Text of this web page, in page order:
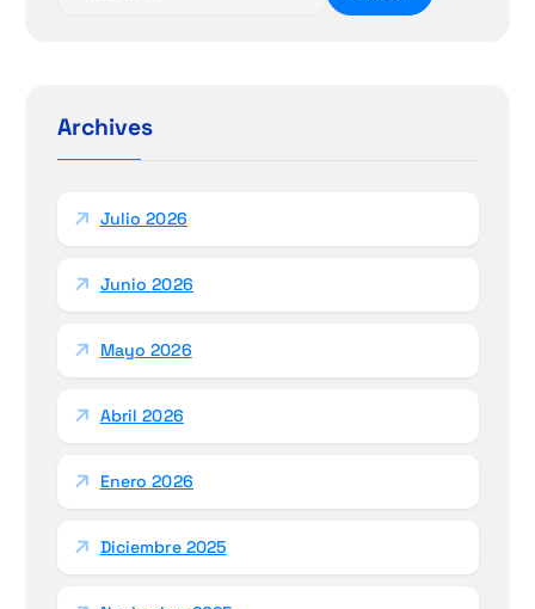
:Archives
Julio 2026
Junio 2026
Mayo 2026
Abril 2026
Enero 2026
Diciembre 2025